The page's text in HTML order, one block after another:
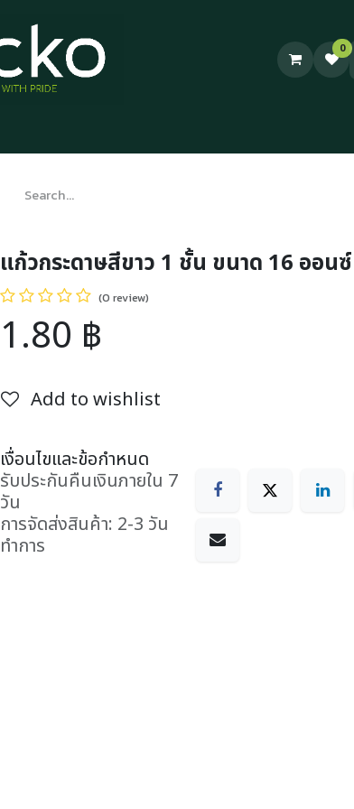
0
แก้วกระดาษสีขาว 1 ชั้น ขนาด 16 ออนซ์
(0 review)
1.80 ฿
Add to wishlist
เงื่อนไขและข้อกำหนด
รับประกันคืนเงินภายใน 7
วัน
การจัดส่งสินค้า: 2-3 วัน
ทำการ